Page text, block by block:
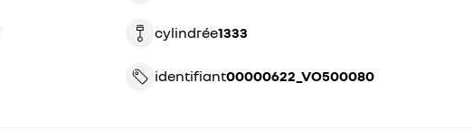
cylindrée 1333
identifiant 00000622_VO500080